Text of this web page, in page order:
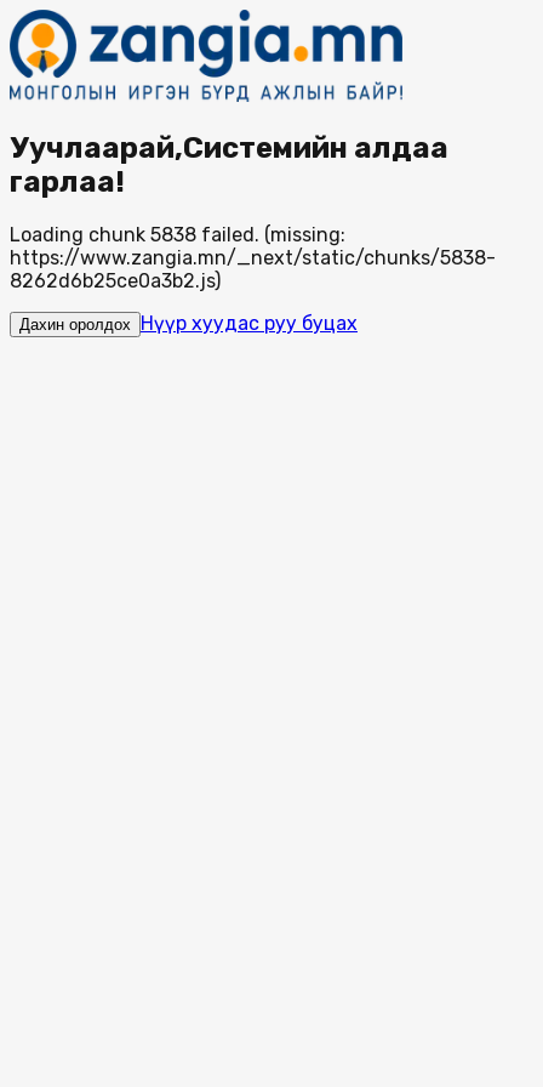
Уучлаарай,Системийн алдаа
гарлаа!
Loading chunk 5838 failed. (missing:
https://www.zangia.mn/_next/static/chunks/5838-
8262d6b25ce0a3b2.js)
Дахин оролдох Нүүр хуудас руу буцах